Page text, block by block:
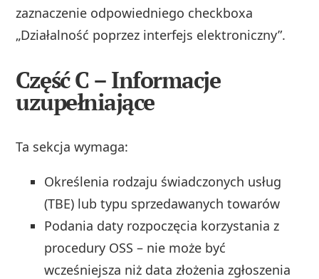
zaznaczenie odpowiedniego checkboxa
„Działalność poprzez interfejs elektroniczny”.
Część C – Informacje
uzupełniające
Ta sekcja wymaga:
Określenia rodzaju świadczonych usług
(TBE) lub typu sprzedawanych towarów
Podania daty rozpoczęcia korzystania z
procedury OSS – nie może być
wcześniejsza niż data złożenia zgłoszenia